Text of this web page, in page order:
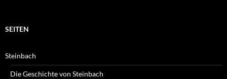
SEITEN
Steinbach
Die Geschichte von Steinbach